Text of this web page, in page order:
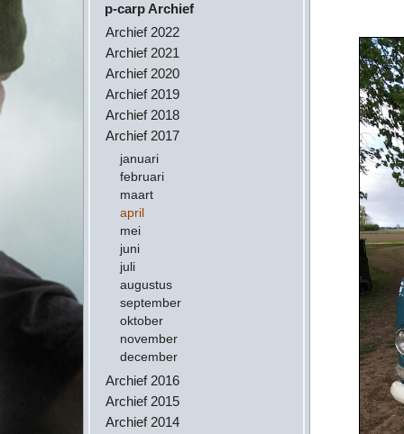
p-carp Archief
Archief 2022
Archief 2021
Archief 2020
Archief 2019
Archief 2018
Archief 2017
januari
februari
maart
april
mei
juni
juli
augustus
september
oktober
november
december
Archief 2016
Archief 2015
Archief 2014